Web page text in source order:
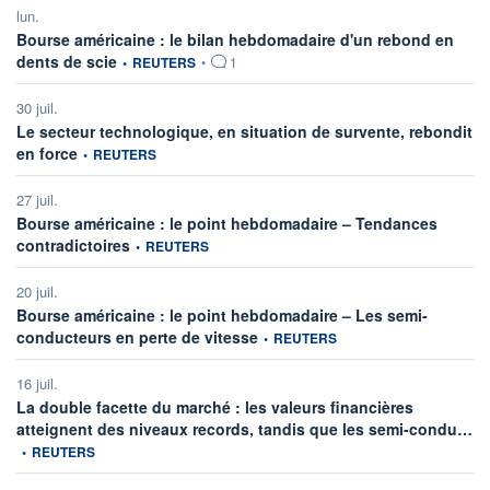
lun.
Bourse américaine : le bilan hebdomadaire d'un rebond en
dents de scie information fournie par
• REUTERS • 1
30 juil.
Le secteur technologique, en situation de survente, rebondit
en force information fournie par
• REUTERS
27 juil.
Bourse américaine : le point hebdomadaire – Tendances
contradictoires information fournie par
• REUTERS
20 juil.
Bourse américaine : le point hebdomadaire – Les semi-
conducteurs en perte de vitesse information fournie par
• REUTERS
16 juil.
La double facette du marché : les valeurs financières
atteignent des niveaux records, tandis que les semi-condu…
• REUTERS